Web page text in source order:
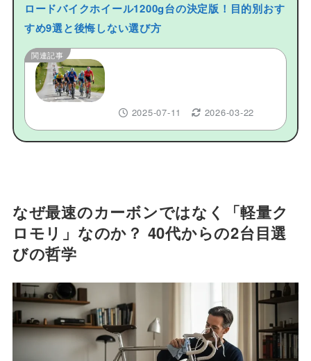
ロードバイクホイール1200g台の決定版！目的別おす
すめ9選と後悔しない選び方
関連記事
2025-07-11 2026-03-22
なぜ最速のカーボンではなく「軽量ク
ロモリ」なのか？ 40代からの2台目選
びの哲学